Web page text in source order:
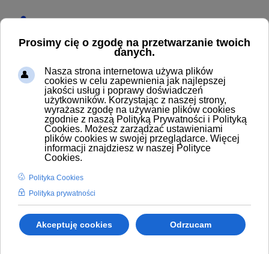
Produkty
OBROTÓWKA ODKURZACZA ELASTYCZNA D51 MM
CZARNA